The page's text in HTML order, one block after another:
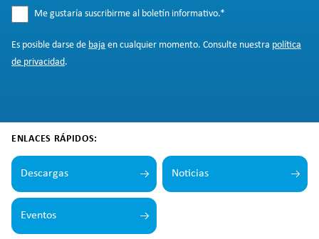
Me gustaría suscribirme al boletín informativo.*
Es posible darse de baja en cualquier momento. Consulte nuestra política
de privacidad.
ENLACES RÁPIDOS:
Descargas Noticias
Eventos